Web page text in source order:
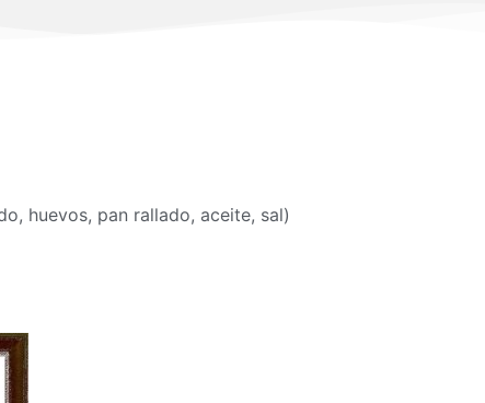
huevos, pan rallado, aceite, sal)